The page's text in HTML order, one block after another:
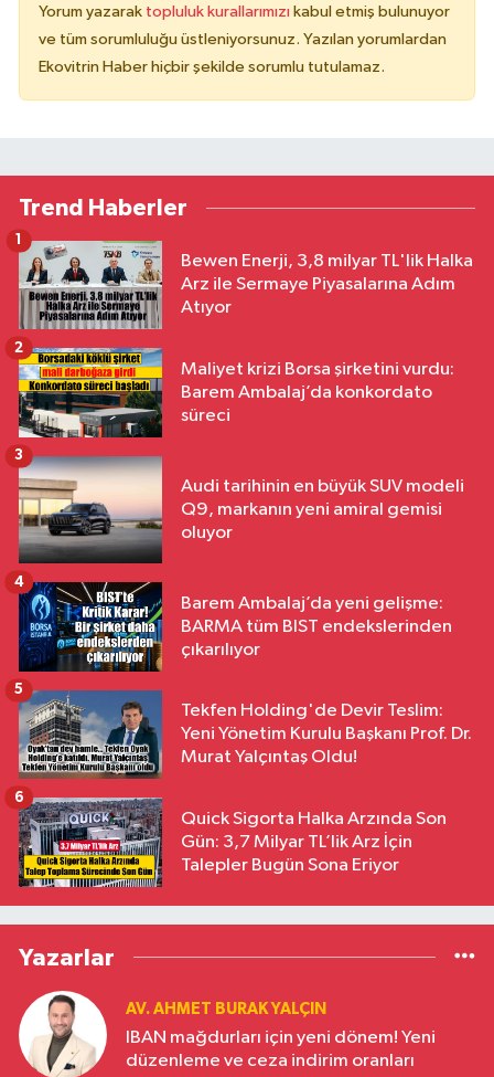
Yorum yazarak topluluk kurallarımızı kabul etmiş bulunuyor
ve tüm sorumluluğu üstleniyorsunuz. Yazılan yorumlardan
Ekovitrin Haber hiçbir şekilde sorumlu tutulamaz.
Trend Haberler
Bewen Enerji, 3,8 milyar TL'lik Halka
Arz ile Sermaye Piyasalarına Adım
Atıyor
1
Maliyet krizi Borsa şirketini vurdu:
Barem Ambalaj’da konkordato
süreci
2
Audi tarihinin en büyük SUV modeli
Q9, markanın yeni amiral gemisi
oluyor
3
Barem Ambalaj’da yeni gelişme:
BARMA tüm BIST endekslerinden
çıkarılıyor
4
Tekfen Holding'de Devir Teslim:
Yeni Yönetim Kurulu Başkanı Prof. Dr.
Murat Yalçıntaş Oldu!
5
Quick Sigorta Halka Arzında Son
Gün: 3,7 Milyar TL’lik Arz İçin
Talepler Bugün Sona Eriyor
6
Yazarlar
AV. AHMET BURAK YALÇIN
IBAN mağdurları için yeni dönem! Yeni
düzenleme ve ceza indirim oranları